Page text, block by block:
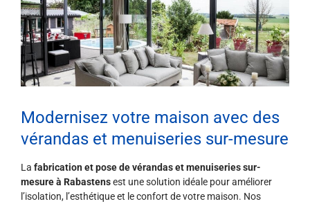
Modernisez votre maison avec des
vérandas et menuiseries sur-mesure
La fabrication et pose de vérandas et menuiseries sur-
mesure à Rabastensest une solution idéale pour améliorer
l’isolation, l’esthétique et le confort de votre maison. Nos